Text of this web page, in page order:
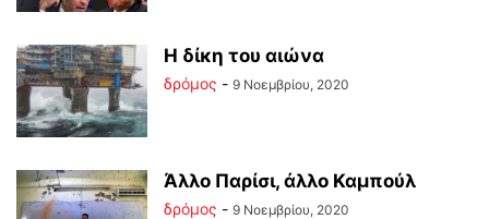
Η δίκη του αιώνα
δρόμος - 9 Νοεμβρίου, 2020
Άλλο Παρίσι, άλλο Καμπούλ
δρόμος - 9 Νοεμβρίου, 2020